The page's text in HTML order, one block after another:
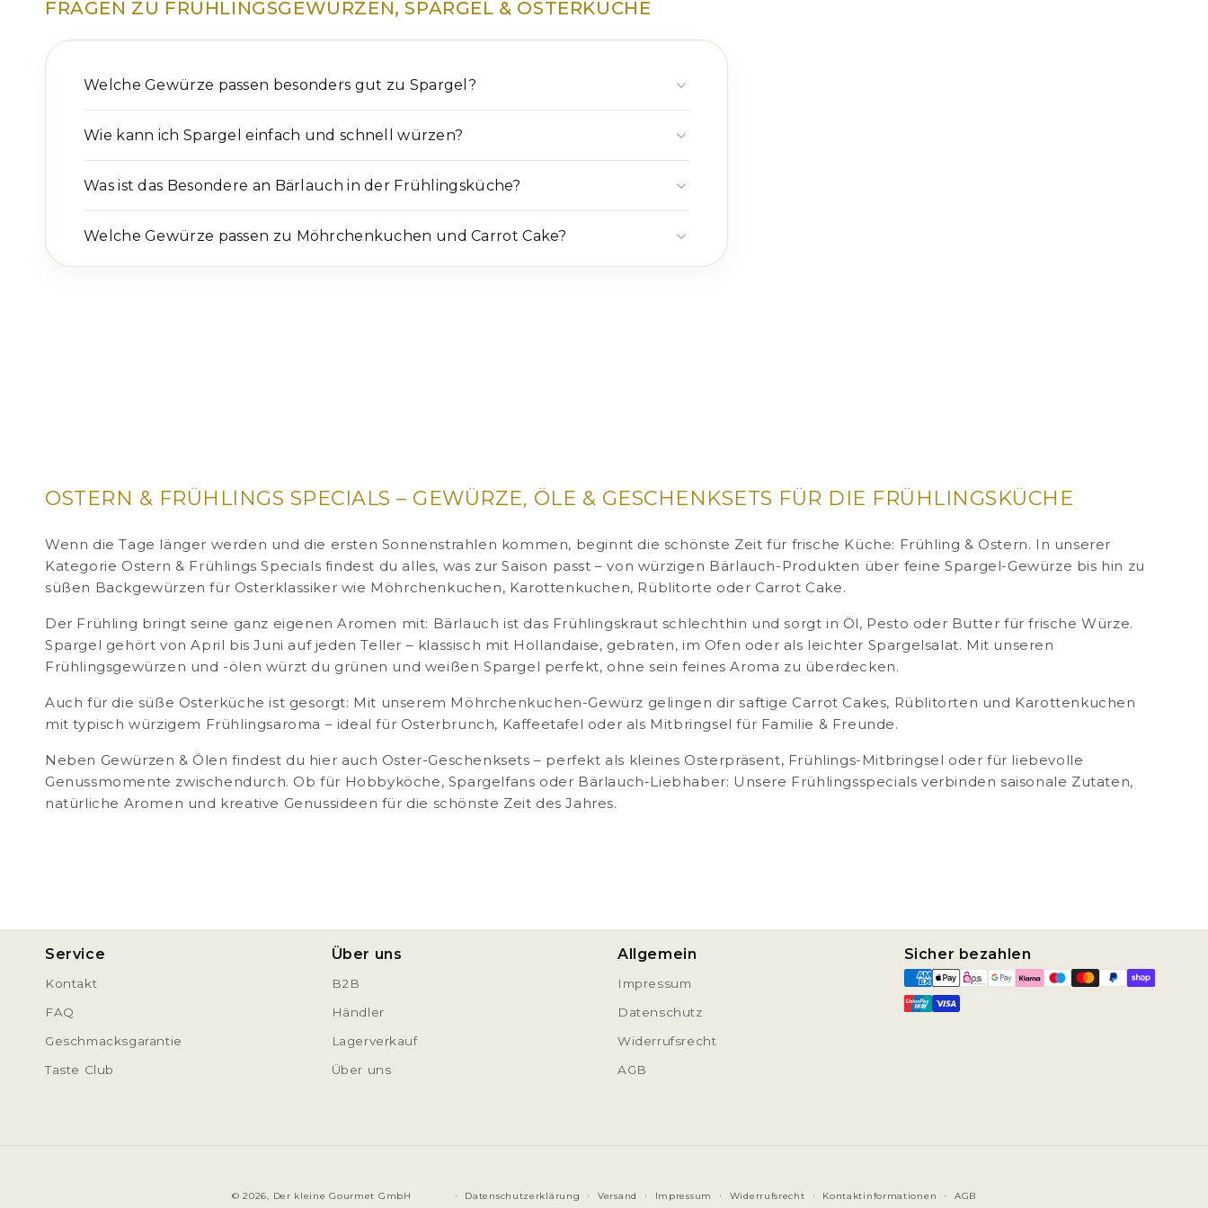
FRAGEN ZU FRÜHLINGSGEWÜRZEN, SPARGEL & OSTERKÜCHE
Welche Gewürze passen besonders gut zu Spargel?
Wie kann ich Spargel einfach und schnell würzen?
Was ist das Besondere an Bärlauch in der Frühlingsküche?
Welche Gewürze passen zu Möhrchenkuchen und Carrot Cake?
OSTERN & FRÜHLINGS SPECIALS – GEWÜRZE, ÖLE & GESCHENKSETS FÜR DIE FRÜHLINGSKÜCHE
Wenn die Tage länger werden und die ersten Sonnenstrahlen kommen, beginnt die schönste Zeit für frische Küche: Frühling & Ostern. In unserer
Kategorie Ostern & Frühlings Specials findest du alles, was zur Saison passt – von würzigen Bärlauch-Produkten über feine Spargel-Gewürze bis hin zu
süßen Backgewürzen für Osterklassiker wie Möhrchenkuchen, Karottenkuchen, Rüblitorte oder Carrot Cake.
Der Frühling bringt seine ganz eigenen Aromen mit: Bärlauch ist das Frühlingskraut schlechthin und sorgt in Öl, Pesto oder Butter für frische Würze.
Spargel gehört von April bis Juni auf jeden Teller – klassisch mit Hollandaise, gebraten, im Ofen oder als leichter Spargelsalat. Mit unseren
Frühlingsgewürzen und -ölen würzt du grünen und weißen Spargel perfekt, ohne sein feines Aroma zu überdecken.
Auch für die süße Osterküche ist gesorgt: Mit unserem Möhrchenkuchen-Gewürz gelingen dir saftige Carrot Cakes, Rüblitorten und Karottenkuchen
mit typisch würzigem Frühlingsaroma – ideal für Osterbrunch, Kaffeetafel oder als Mitbringsel für Familie & Freunde.
Neben Gewürzen & Ölen findest du hier auch Oster-Geschenksets – perfekt als kleines Osterpräsent, Frühlings-Mitbringsel oder für liebevolle
Genussmomente zwischendurch. Ob für Hobbyköche, Spargelfans oder Bärlauch-Liebhaber: Unsere Frühlingsspecials verbinden saisonale Zutaten,
natürliche Aromen und kreative Genussideen für die schönste Zeit des Jahres.
Service
Kontakt
FAQ
Geschmacksgarantie
Taste Club
Über uns
B2B
Händler
Lagerverkauf
Über uns
Allgemein
Impressum
Datenschutz
Widerrufsrecht
AGB
Sicher bezahlen
© 2026, Der kleine Gourmet GmbH Datenschutzerklärung Versand Impressum Widerrufsrecht Kontaktinformationen AGB